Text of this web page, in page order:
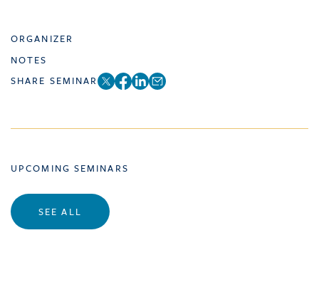
ORGANIZER
NOTES
SHARE SEMINAR
UPCOMING SEMINARS
SEE ALL